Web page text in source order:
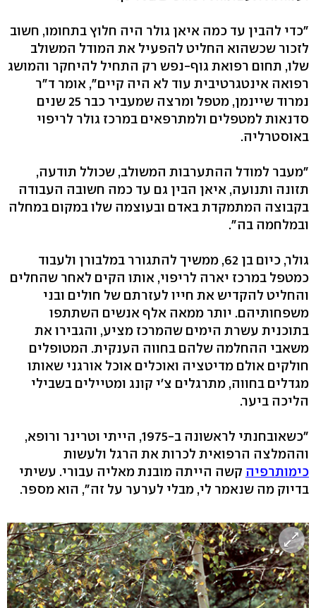
"כדי להבין עד כמה איאן גולר היה חלוץ בתחומו, חשוב
לזכור שכשהוא החליט להפעיל את המודל המשולב
שלו, תחום רפואת גוף-נפש רק התחיל להיחקר והמושג
רפואה אינטגרטיבית עוד לא היה קיים‭,"‬ אומר ד"ר
נמרוד שיינמן, מטפל ומרצה שמעביר כבר 25 שנים
סדנאות למטפלים ולמתרפאים במרכז גולר לריפוי
באוסטרליה.
"מעבר למודל ההתערבות המשולב, שכולל תודעה,
תזונה ותנועה, איאן הבין גם עד כמה חשובה העבודה
בקבוצה המתמקדת באדם ובעוצמה שלו במקום במחלה
ובמלחמה בה‭."‬
גולר, כיום בן ‭,62‬ ממשיך להתגורר במלבורן ולעבוד
כמטפל במרכז יארה לריפוי, אותו הקים לאחר שהחלים
והחליט להקדיש את חייו לעזרתם של חולים ובני
משפחותיהם. יותר ממאה אלף אנשים השתתפו
בתוכנית עשרת הימים שהמרכז מציע, והגבירו את
משאבי ההחלמה שלהם בחווה הענקית. המטופלים
חולקים אולם מדיטציה ואוכלים אוכל אורגני שאותו
מגדלים בחווה, מתרגלים צ'י קונג ומטיילים בשבילי
הליכה ביער.
"כשאובחנתי לראשונה ב‭,1975-‬ הייתי וטרינר ורופא,
וההמלצה הרפואית לכרות את הרגל ולעשות
כימותרפיה קשה הייתה מובנת מאליה עבורי. עשיתי
בדיוק מה שנאמר לי, מבלי לערער על זה‭,"‬ הוא מספר.